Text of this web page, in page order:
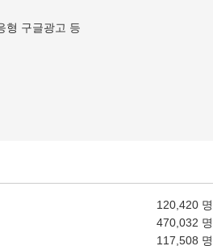
형 구글광고 등
120,420 명
470,032 명
117,508 명